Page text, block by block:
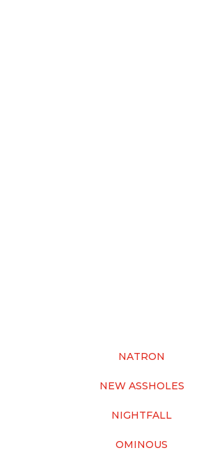
NATRON
NEW ASSHOLES
NIGHTFALL
OMINOUS